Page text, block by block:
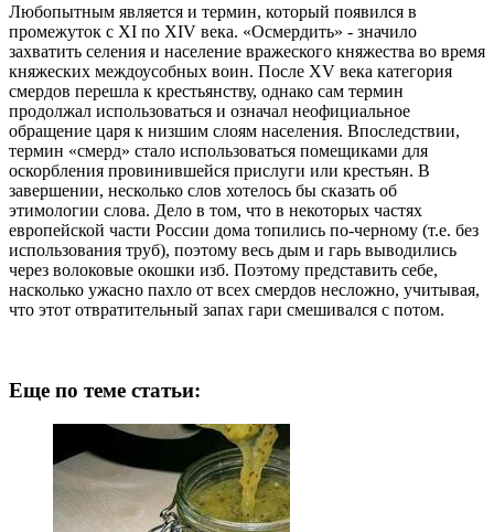
Любопытным является и термин, который появился в
промежуток с XI по XIV века. «Осмердить» - значило
захватить селения и население вражеского княжества во время
княжеских междоусобных воин. После XV века категория
смердов перешла к крестьянству, однако сам термин
продолжал использоваться и означал неофициальное
обращение царя к низшим слоям населения. Впоследствии,
термин «смерд» стало использоваться помещиками для
оскорбления провинившейся прислуги или крестьян. В
завершении, несколько слов хотелось бы сказать об
этимологии слова. Дело в том, что в некоторых частях
европейской части России дома топились по-черному (т.е. без
использования труб), поэтому весь дым и гарь выводились
через волоковые окошки изб. Поэтому представить себе,
насколько ужасно пахло от всех смердов несложно, учитывая,
что этот отвратительный запах гари смешивался с потом.
Еще по теме статьи: